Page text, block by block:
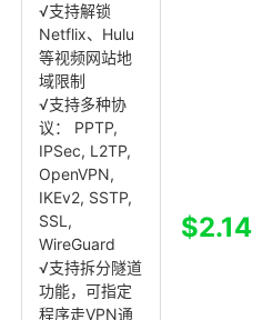
√支持解锁
Netflix、Hulu
等视频网站地
域限制
√支持多种协
议： PPTP,
IPSec, L2TP,
OpenVPN,
IKEv2, SSTP,
SSL,
WireGuard
√支持拆分隧道
功能，可指定
程序走VPN通
$2.14